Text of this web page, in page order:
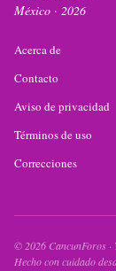
México · 2026
Acerca de
Contacto
Aviso de privacidad
Términos de uso
Correcciones
© 2026 CancunForos
Hecho con cuidado